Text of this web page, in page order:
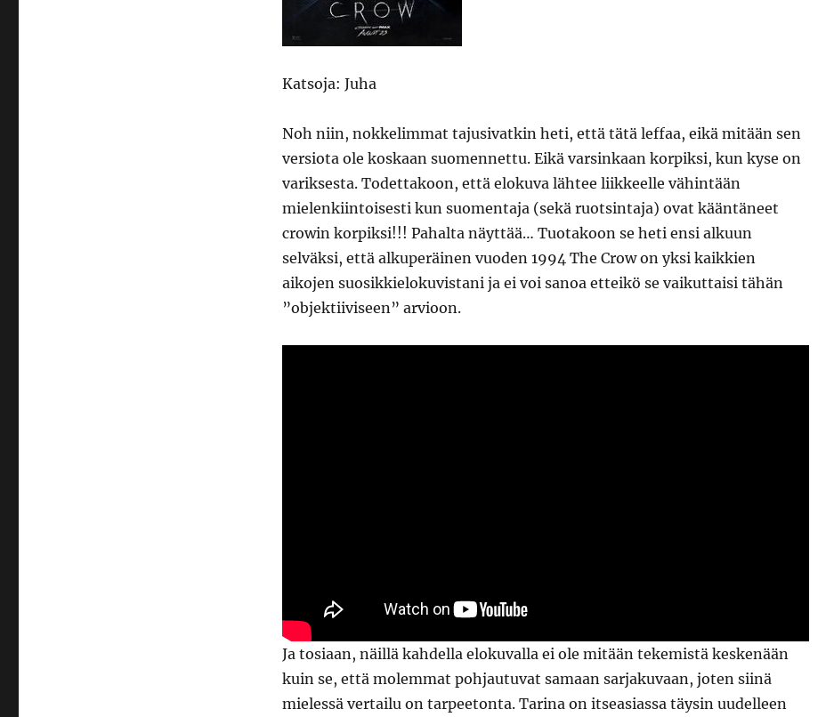
Katsoja: Juha
Noh niin, nokkelimmat tajusivatkin heti, että tätä leffaa, eikä mitään sen
versiota ole koskaan suomennettu. Eikä varsinkaan korpiksi, kun kyse on
variksesta. Todettakoon, että elokuva lähtee liikkeelle vähintään
mielenkiintoisesti kun suomentaja (sekä ruotsintaja) ovat kääntäneet
crowin korpiksi!!! Pahalta näyttää… Tuotakoon se heti ensi alkuun
selväksi, että alkuperäinen vuoden 1994 The Crow on yksi kaikkien
aikojen suosikkielokuvistani ja ei voi sanoa etteikö se vaikuttaisi tähän
”objektiiviseen” arvioon.
Ja tosiaan, näillä kahdella elokuvalla ei ole mitään tekemistä keskenään
kuin se, että molemmat pohjautuvat samaan sarjakuvaan, joten siinä
mielessä vertailu on tarpeetonta. Tarina on itseasiassa täysin uudelleen